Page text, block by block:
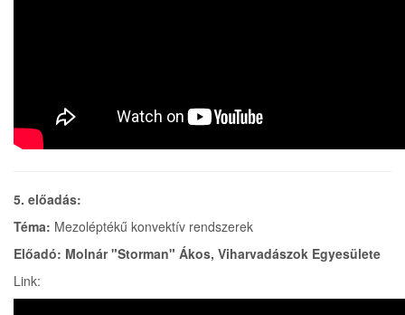
5. előadás:
Téma: Mezoléptékű konvektív rendszerek
Előadó: Molnár "Storman" Ákos, Viharvadászok Egyesülete
Link: